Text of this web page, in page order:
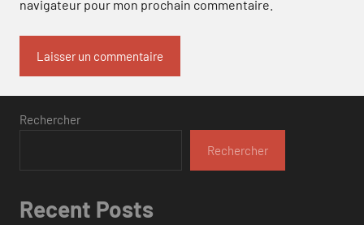
navigateur pour mon prochain commentaire.
Rechercher
Rechercher
Recent Posts